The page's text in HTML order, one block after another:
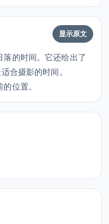
显示原文
的时间。它还给出了
合摄影的时间。
位置。